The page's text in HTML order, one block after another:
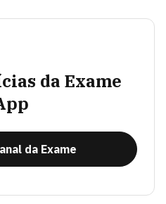
da Exame
da Exame